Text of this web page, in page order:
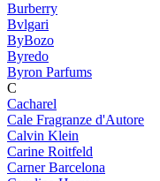
Burberry
Bvlgari
ByBozo
Byredo
Byron Parfums
C
Cacharel
Cale Fragranze d'Autore
Calvin Klein
Carine Roitfeld
Carner Barcelona